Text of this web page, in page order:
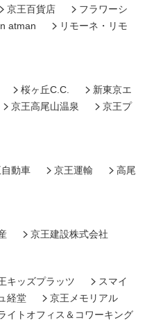
京王百貨店
フラワーシ
atman
リモーネ・リモ
桜ヶ丘C.C.
新東京エ
京王高尾山温泉
京王プ
動車 京王運輸
高尾
京王建設株式会社
キッズプラッツ
スマイ
経堂
京王メモリアル
イトオフィス＆コワーキング